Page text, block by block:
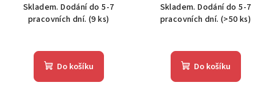
Skladem. Dodání do 5-7
pracovních dní. (9 ks)
Do košíku
Skladem. Dodání do 5-7
pracovních dní.(>50 ks)
Do košíku